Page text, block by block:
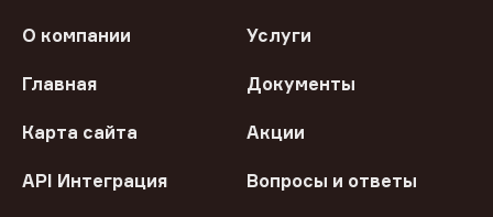
О компании Услуги
Главная Документы
Карта сайта Акции
API Интеграция Вопросы и ответы